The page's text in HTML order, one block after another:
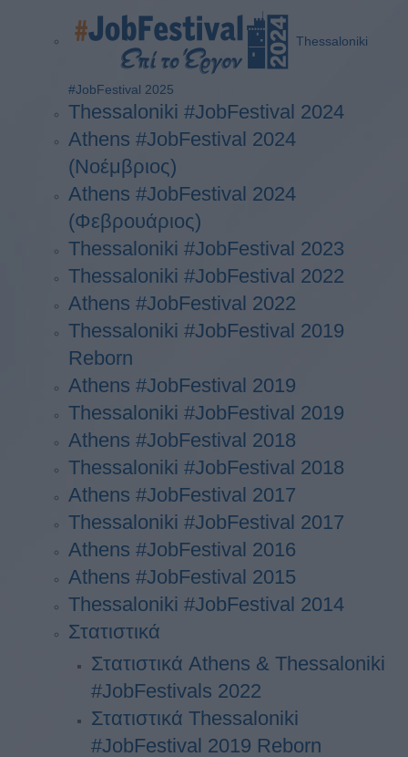
Thessaloniki
#JobFestival 2025
Thessaloniki #JobFestival 2024
Athens #JobFestival 2024
(Νοέμβριος)
Athens #JobFestival 2024
(Φεβρουάριος)
Thessaloniki #JobFestival 2023
Thessaloniki #JobFestival 2022
Athens #JobFestival 2022
Thessaloniki #JobFestival 2019
Reborn
Athens #JobFestival 2019
Thessaloniki #JobFestival 2019
Athens #JobFestival 2018
Thessaloniki #JobFestival 2018
Athens #JobFestival 2017
Τhessaloniki #JobFestival 2017
Athens #JobFestival 2016
Athens #JobFestival 2015
Thessaloniki #JobFestival 2014
Στατιστικά
Στατιστικά Athens & Thessaloniki
#JobFestivals 2022
Στατιστικά Thessaloniki
#JobFestival 2019 Reborn